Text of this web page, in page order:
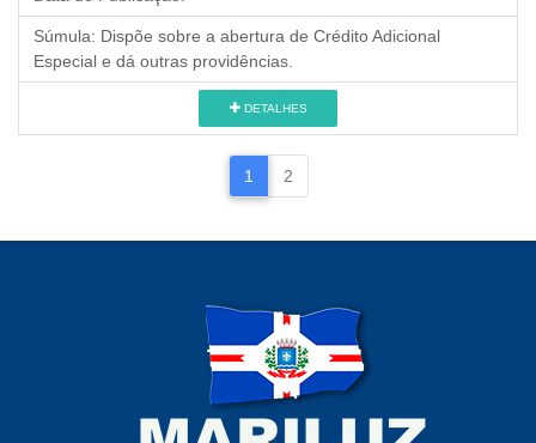
Súmula: Dispõe sobre a abertura de Crédito Adicional
Especial e dá outras providências.
DETALHES
1 2